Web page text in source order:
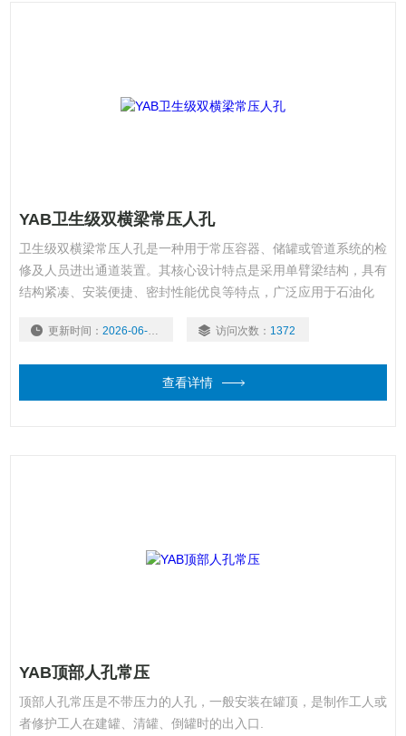
YAB卫生级双横梁常压人孔
卫生级双横梁常压人孔是一种用于常压容器、储罐或管道系统的检
修及人员进出通道装置。其核心设计特点是采用单臂梁结构，具有
结构紧凑、安装便捷、密封性能优良等特点，广泛应用于石油化
更新时间： 2026-06-16 访问次数： 1372
查看详情
YAB顶部人孔常压
顶部人孔常压是不带压力的人孔，一般安装在罐顶，是制作工人或
者修护工人在建罐、清罐、倒罐时的出入口.